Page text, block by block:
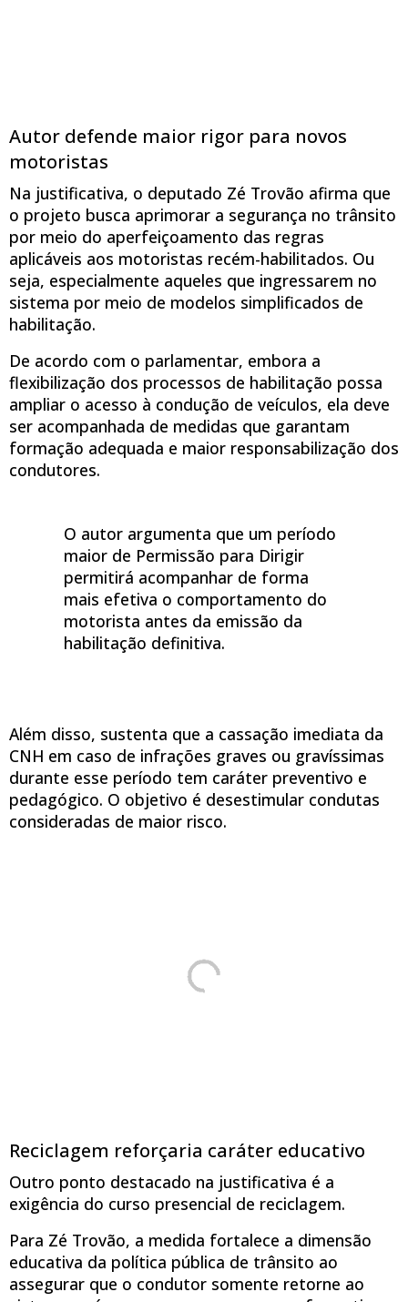
Autor defende maior rigor para novos
motoristas
Na justificativa, o deputado Zé Trovão afirma que
o projeto busca aprimorar a segurança no trânsito
por meio do aperfeiçoamento das regras
aplicáveis aos motoristas recém-habilitados. Ou
seja, especialmente aqueles que ingressarem no
sistema por meio de modelos simplificados de
habilitação.
De acordo com o parlamentar, embora a
flexibilização dos processos de habilitação possa
ampliar o acesso à condução de veículos, ela deve
ser acompanhada de medidas que garantam
formação adequada e maior responsabilização dos
condutores.
O autor argumenta que um período
maior de Permissão para Dirigir
permitirá acompanhar de forma
mais efetiva o comportamento do
motorista antes da emissão da
habilitação definitiva.
Além disso, sustenta que a cassação imediata da
CNH em caso de infrações graves ou gravíssimas
durante esse período tem caráter preventivo e
pedagógico. O objetivo é desestimular condutas
consideradas de maior risco.
Reciclagem reforçaria caráter educativo
Outro ponto destacado na justificativa é a
exigência do curso presencial de reciclagem.
Para Zé Trovão, a medida fortalece a dimensão
educativa da política pública de trânsito ao
assegurar que o condutor somente retorne ao